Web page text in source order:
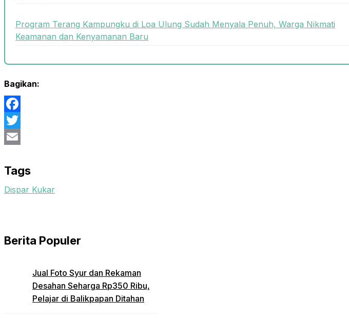
Program Terang Kampungku di Loa Ulung Sudah Menyala Penuh, Warga Nikmati
Keamanan dan Kenyamanan Baru
Bagikan:
Facebook
Twitter
Tags
Dispar Kukar
Berita Populer
Jual Foto Syur dan Rekaman
Desahan Seharga Rp350 Ribu,
Pelajar di Balikpapan Ditahan